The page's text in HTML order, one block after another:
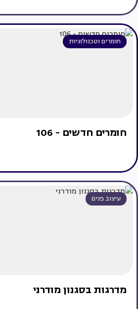
חומרים וטכנולוגיות
חומרים חדשים - 106
עיצוב פנים
מדרגות בסגנון מודרני